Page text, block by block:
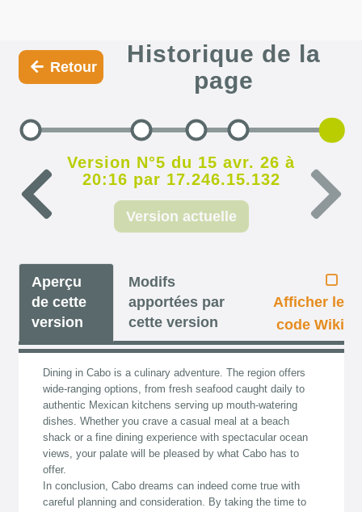
Retour
Historique de la
page
Version N°5 du 15 avr. 26 à
20:16 par 17.246.15.132
Version actuelle
Aperçu
de cette
version
Modifs
apportées par
cette version
Afficher le
code Wiki